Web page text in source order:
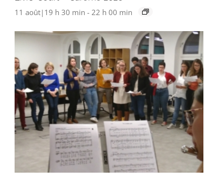
11 août|19 h 30 min - 22 h 00 min